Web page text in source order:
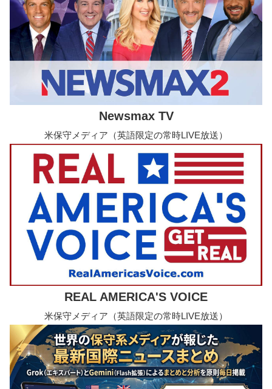
Newsmax TV
米保守メディア（英語限定の常時LIVE放送）
REAL AMERICA'S VOICE
米保守メディア（英語限定の常時LIVE放送）